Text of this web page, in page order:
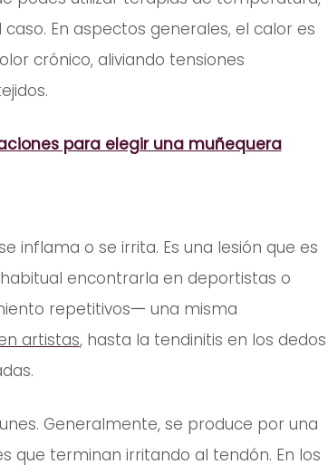
En aspectos generales, el calor es
crónico, aliviando tensiones
para elegir una muñequera
inflama o se irrita. Es una lesión que es
encontrarla en deportistas o
repetitivos一 una misma
artistas, hasta la tendinitis en los dedos
Generalmente, se produce por una
que terminan irritando al tendón. En los